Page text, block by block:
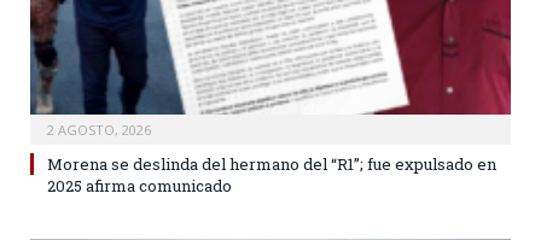
2 AGOSTO, 2026
Morena se deslinda del hermano del “R1”; fue expulsado en
2025 afirma comunicado